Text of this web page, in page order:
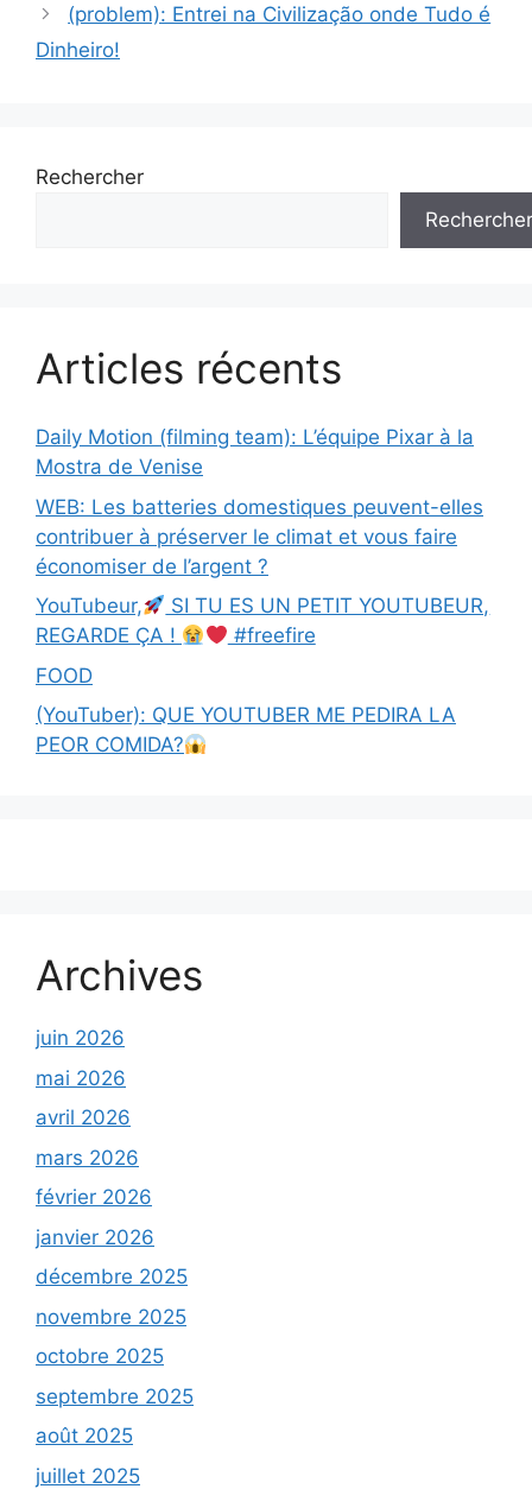
(problem): Entrei na Civilização onde Tudo é
Dinheiro!
Rechercher
Rechercher
Articles récents
Daily Motion (filming team): L’équipe Pixar à la
Mostra de Venise
WEB: Les batteries domestiques peuvent-elles
contribuer à préserver le climat et vous faire
économiser de l’argent ?
YouTubeur,
SI TU ES UN PETIT YOUTUBEUR,
REGARDE ÇA !
#freefire
FOOD
(YouTuber): QUE YOUTUBER ME PEDIRA LA
PEOR COMIDA?
Archives
juin 2026
mai 2026
avril 2026
mars 2026
février 2026
janvier 2026
décembre 2025
novembre 2025
octobre 2025
septembre 2025
août 2025
juillet 2025